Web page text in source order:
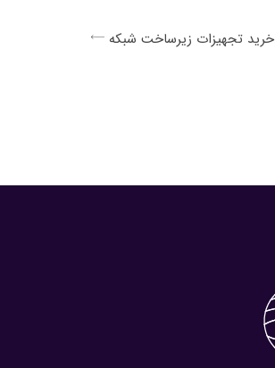
خرید تجهیزات زیرساخت شبکه